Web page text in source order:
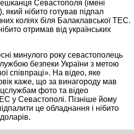
Севастополя (імені
нібито готував підпал
коліях біля Балаклавської ТЕС.
отримав від українських
минулого року севастополець
безпеки України з метою
співпраці». На відео, яке
каже, що за винагороду мав
фото та відео
у Севастополі. Пізніше йому
це обладнання і нібито